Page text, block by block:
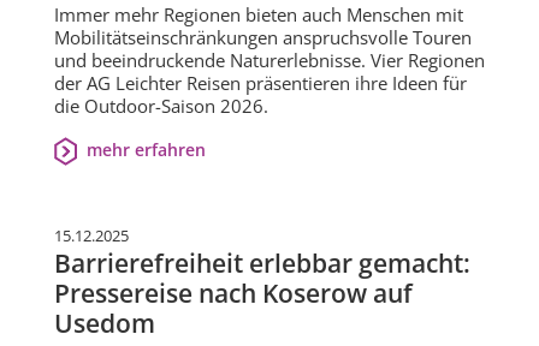
Immer mehr Regionen bieten auch Menschen mit
Mobilitätseinschränkungen anspruchsvolle Touren
und beeindruckende Naturerlebnisse. Vier Regionen
der AG Leichter Reisen präsentieren ihre Ideen für
die Outdoor-Saison 2026.
mehr erfahren
15.12.2025
Barrierefreiheit erlebbar gemacht:
Pressereise nach Koserow auf
Usedom